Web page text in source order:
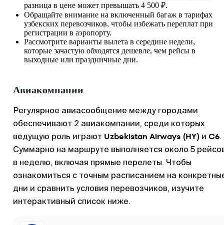
разница в цене может превышать 4 500 ₽.
Обращайте внимание на включенный багаж в тарифах
узбекских перевозчиков, чтобы избежать переплат при
регистрации в аэропорту.
Рассмотрите варианты вылета в середине недели,
которые зачастую обходятся дешевле, чем рейсы в
выходные или праздничные дни.
Авиакомпании
Регулярное авиасообщение между городами
обеспечивают 2 авиакомпании, среди которых
ведущую роль играют Uzbekistan Airways (HY) и C6.
Суммарно на маршруте выполняется около 5
в неделю, включая прямые перелеты. Чтобы
ознакомиться с точным расписанием на
дни и сравнить условия перевозчиков, изучите
интерактивный список ниже.